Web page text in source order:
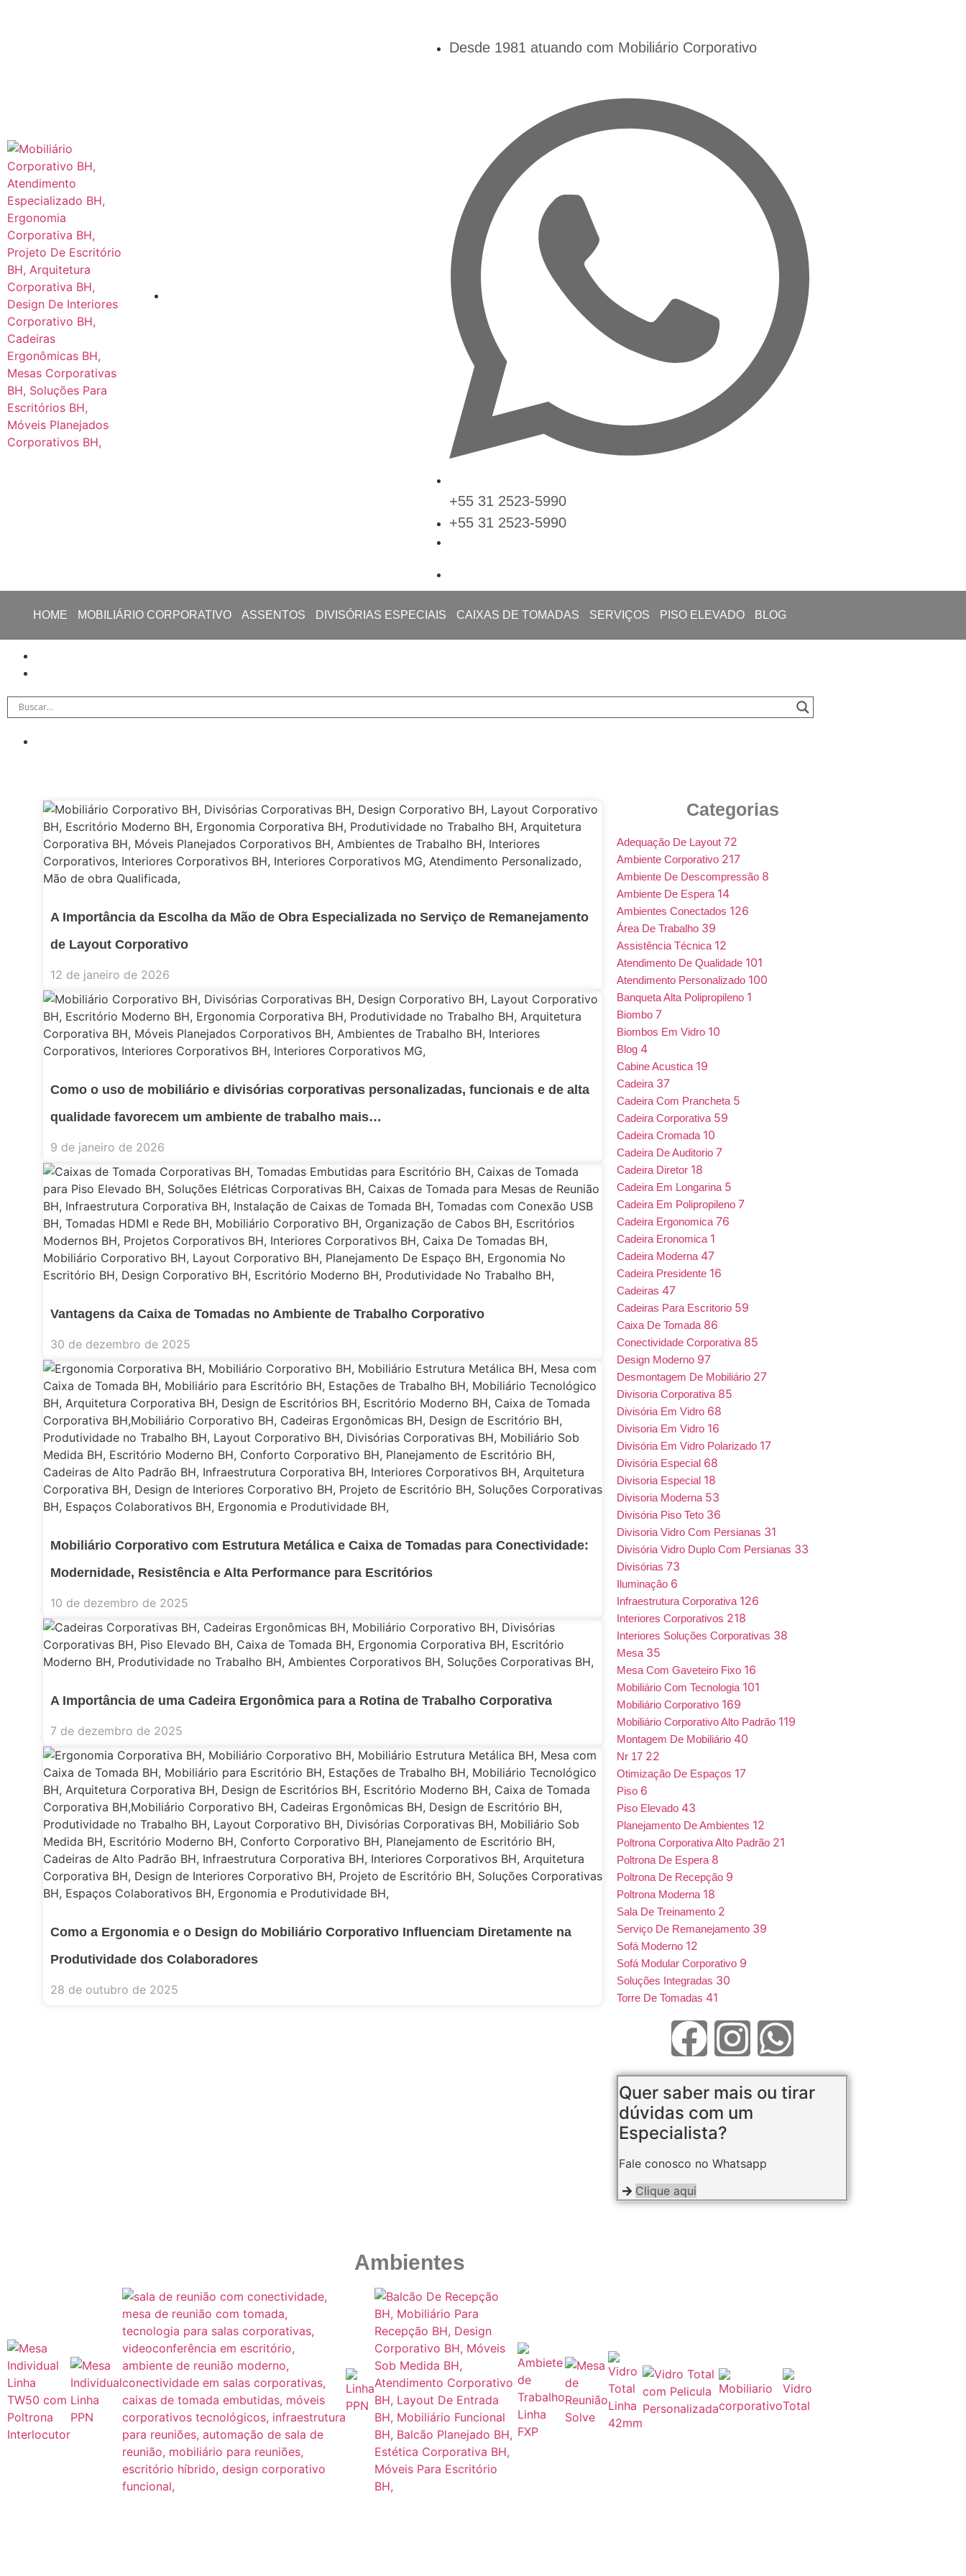
Desde 1981 atuando com Mobiliário Corporativo
+55 31 2523-5990
+55 31 2523-5990
HOME MOBILIÁRIO CORPORATIVO ASSENTOS DIVISÓRIAS ESPECIAIS CAIXAS DE TOMADAS SERVIÇOS PISO ELEVADO BLOG
A Importância da Escolha da Mão de Obra Especializada no Serviço de Remanejamento
de Layout Corporativo
12 de janeiro de 2026
Como o uso de mobiliário e divisórias corporativas personalizadas, funcionais e de alta
qualidade favorecem um ambiente de trabalho mais…
9 de janeiro de 2026
Vantagens da Caixa de Tomadas no Ambiente de Trabalho Corporativo
30 de dezembro de 2025
Mobiliário Corporativo com Estrutura Metálica e Caixa de Tomadas para Conectividade:
Modernidade, Resistência e Alta Performance para Escritórios
10 de dezembro de 2025
A Importância de uma Cadeira Ergonômica para a Rotina de Trabalho Corporativa
7 de dezembro de 2025
Como a Ergonomia e o Design do Mobiliário Corporativo Influenciam Diretamente na
Produtividade dos Colaboradores
28 de outubro de 2025
Categorias
Adequação De Layout 72
Ambiente Corporativo 217
Ambiente De Descompressão 8
Ambiente De Espera 14
Ambientes Conectados 126
Área De Trabalho 39
Assistência Técnica 12
Atendimento De Qualidade 101
Atendimento Personalizado 100
Banqueta Alta Polipropileno 1
Biombo 7
Biombos Em Vidro 10
Blog 4
Cabine Acustica 19
Cadeira 37
Cadeira Com Prancheta 5
Cadeira Corporativa 59
Cadeira Cromada 10
Cadeira De Auditorio 7
Cadeira Diretor 18
Cadeira Em Longarina 5
Cadeira Em Polipropileno 7
Cadeira Ergonomica 76
Cadeira Eronomica 1
Cadeira Moderna 47
Cadeira Presidente 16
Cadeiras 47
Cadeiras Para Escritorio 59
Caixa De Tomada 86
Conectividade Corporativa 85
Design Moderno 97
Desmontagem De Mobiliário 27
Divisoria Corporativa 85
Divisória Em Vidro 68
Divisoria Em Vidro 16
Divisória Em Vidro Polarizado 17
Divisória Especial 68
Divisoria Especial 18
Divisoria Moderna 53
Divisória Piso Teto 36
Divisoria Vidro Com Persianas 31
Divisória Vidro Duplo Com Persianas 33
Divisórias 73
Iluminação 6
Infraestrutura Corporativa 126
Interiores Corporativos 218
Interiores Soluções Corporativas 38
Mesa 35
Mesa Com Gaveteiro Fixo 16
Mobiliário Com Tecnologia 101
Mobiliário Corporativo 169
Mobiliário Corporativo Alto Padrão 119
Montagem De Mobiliário 40
Nr 17 22
Otimização De Espaços 17
Piso 6
Piso Elevado 43
Planejamento De Ambientes 12
Poltrona Corporativa Alto Padrão 21
Poltrona De Espera 8
Poltrona De Recepção 9
Poltrona Moderna 18
Sala De Treinamento 2
Serviço De Remanejamento 39
Sofá Moderno 12
Sofá Modular Corporativo 9
Soluções Integradas 30
Torre De Tomadas 41
Quer saber mais ou tirar
dúvidas com um
Especialista?
Fale conosco no Whatsapp
Clique aqui
Ambientes